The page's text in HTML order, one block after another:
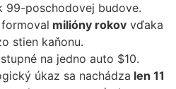
99-poschodovej budove.
formoval milióny rokov vďaka
stien kaňonu.
na jedno auto $10.
úkaz sa nachádza len 11